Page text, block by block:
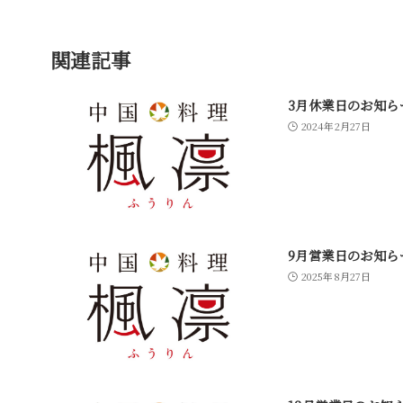
関連記事
3月休業日のお知ら
2024年2月27日
9月営業日のお知ら
2025年8月27日